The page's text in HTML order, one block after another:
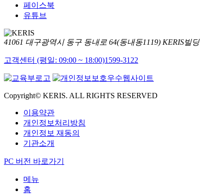
페이스북
유튜브
41061 대구광역시 동구 동내로 64(동내동1119) KERIS빌딩
고객센터 (평일: 09:00 ~ 18:00)1599-3122
Copyright© KERIS. ALL RIGHTS RESERVED
이용약관
개인정보처리방침
개인정보 재동의
기관소개
PC 버전 바로가기
메뉴
홈